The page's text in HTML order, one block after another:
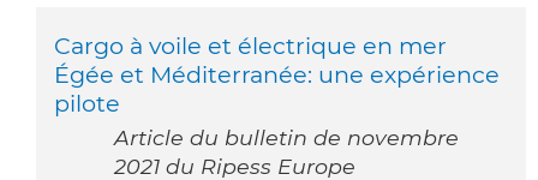
Cargo à voile et électrique en mer
Égée et Méditerranée: une expérience
pilote
Article du bulletin de novembre
2021 du Ripess Europe